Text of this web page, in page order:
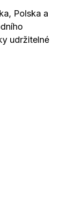
Polska a
udržitelné